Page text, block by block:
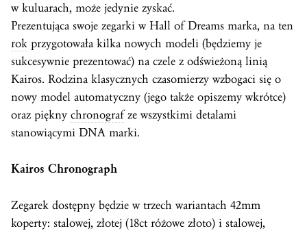
w kuluarach, może jedynie zyskać.
Prezentująca swoje zegarki w Hall of Dreams marka, na ten
rok przygotowała kilka nowych modeli (będziemy je
sukcesywnie prezentować) na czele z odświeżoną linią
Kairos. Rodzina klasycznych czasomierzy wzbogaci się o
nowy model automatyczny (jego także opiszemy wkrótce)
oraz piękny chronografze wszystkimi detalami
stanowiącymi DNA marki.
Kairos Chronograph
Zegarek dostępny będzie w trzech wariantach 42mm
koperty: stalowej, złotej (18ct różowe złoto) i stalowej,